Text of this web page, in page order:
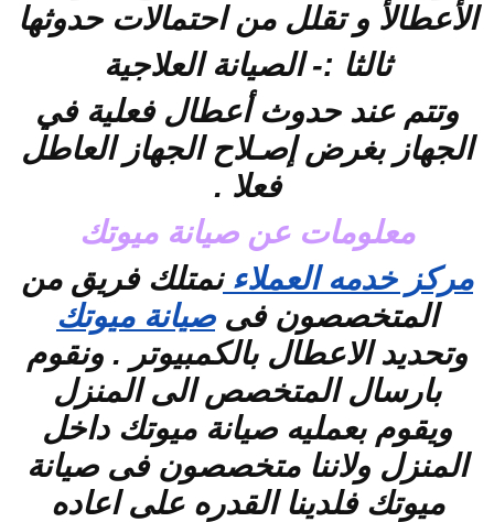
الأعطالأ و تقلل من احتمالات حدوثها
ثالثا :- الصيانة العلاجية
وتتم عند حدوث أعطال فعلية في
الجهاز بغرض إصـلاح الجهاز العاطل
فعلا .
معلومات عن صيانة ميوتك
مركز خدمه العملاءنمتلك فريق من
المتخصصون فىصيانة ميوتك
وتحديد الاعطال بالكمبيوتر . ونقوم
بارسال المتخصص الى المنزل
ويقوم بعمليه صيانة ميوتك داخل
المنزل ولاننا متخصصون فى صيانة
ميوتك فلدينا القدره على اعاده